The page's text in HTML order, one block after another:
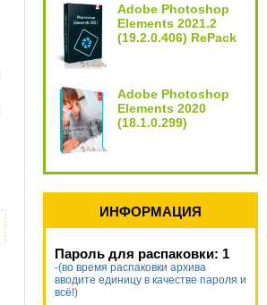
Adobe Photoshop
Elements 2021.2
(19.2.0.406) RePack
Adobe Photoshop
Elements 2020
(18.1.0.299)
ИНФОРМАЦИЯ
Пароль для распаковки: 1
-(во время распаковки архива
вводите единицу в качестве пароля и
всё!)